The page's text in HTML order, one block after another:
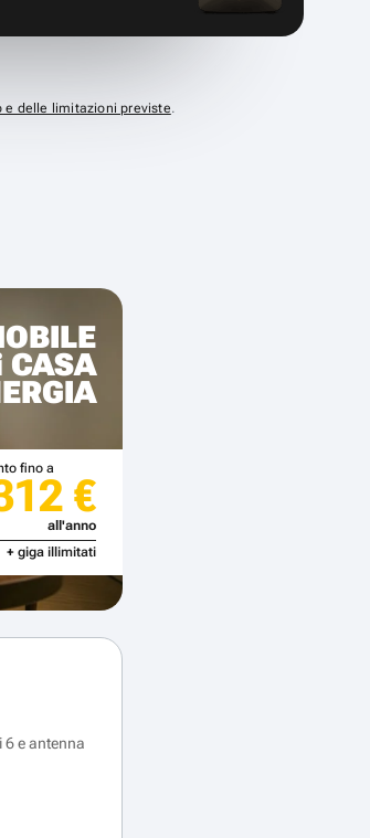
e delle limitazioni previste.
fino a
€
all'anno
+ giga illimitati
6 e antenna